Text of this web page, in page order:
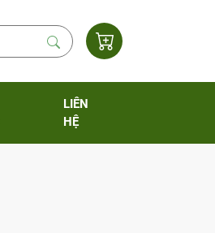
LIÊN
HỆ